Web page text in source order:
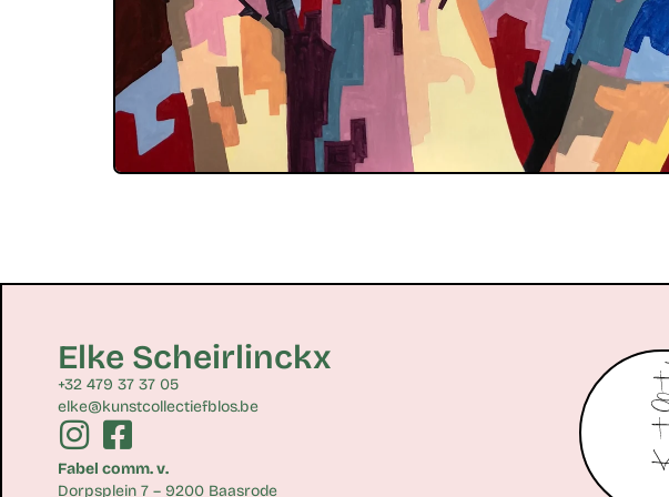
Elke Scheirlinckx
+32 479 37 37 05
elke@kunstcollectiefblos.be
Fabel comm. v.
Dorpsplein 7 – 9200 Baasrode